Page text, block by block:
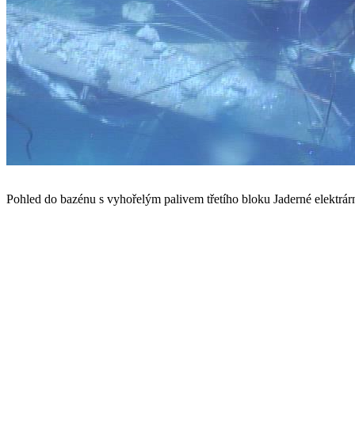
Pohled do bazénu s vyhořelým palivem třetího bloku Jaderné